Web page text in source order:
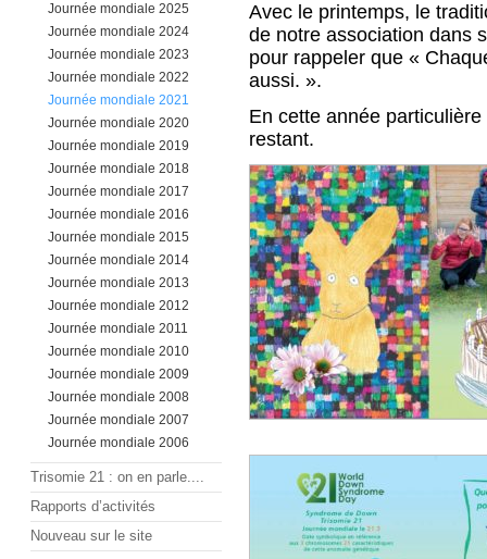
Journée mondiale 2025
Journée mondiale 2024
Journée mondiale 2023
Journée mondiale 2022
Journée mondiale 2021
Journée mondiale 2020
Journée mondiale 2019
Journée mondiale 2018
Journée mondiale 2017
Journée mondiale 2016
Journée mondiale 2015
Journée mondiale 2014
Journée mondiale 2013
Journée mondiale 2012
Journée mondiale 2011
Journée mondiale 2010
Journée mondiale 2009
Journée mondiale 2008
Journée mondiale 2007
Journée mondiale 2006
Trisomie 21 : on en parle....
Rapports d’activités
Nouveau sur le site
Avec le printemps, le
de notre association dans
pour rappeler que «
aussi. ».
En cette année
restant.